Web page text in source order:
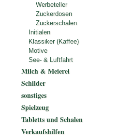
Werbeteller
Zuckerdosen
Zuckerschalen
Initialen
Klassiker (Kaffee)
Motive
See- & Luftfahrt
Milch & Meierei
Schilder
sonstiges
Spielzeug
Tabletts und Schalen
Verkaufshilfen